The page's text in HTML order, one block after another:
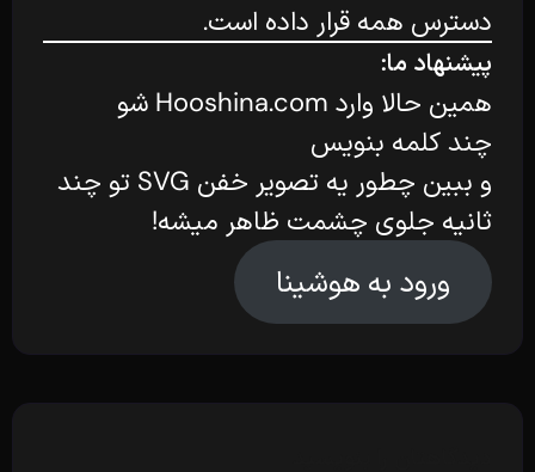
دسترس همه قرار داده است.
پیشنهاد ما:
همین حالا وارد Hooshina.com شو
چند کلمه بنویس
و ببین چطور یه تصویر خفن SVG تو چند
ثانیه جلوی چشمت ظاهر میشه!
ورود به هوشینا